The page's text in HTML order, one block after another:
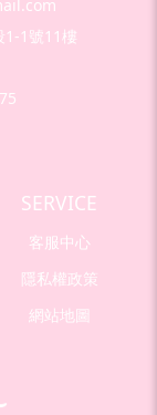
1-1號11樓
SERVICE
客服中心
隱私權政策
網站地圖